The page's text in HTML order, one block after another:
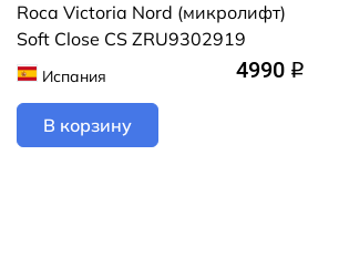
Roca Victoria Nord (микролифт)
Soft Close CS ZRU9302919
Испания 4990 q
В корзину